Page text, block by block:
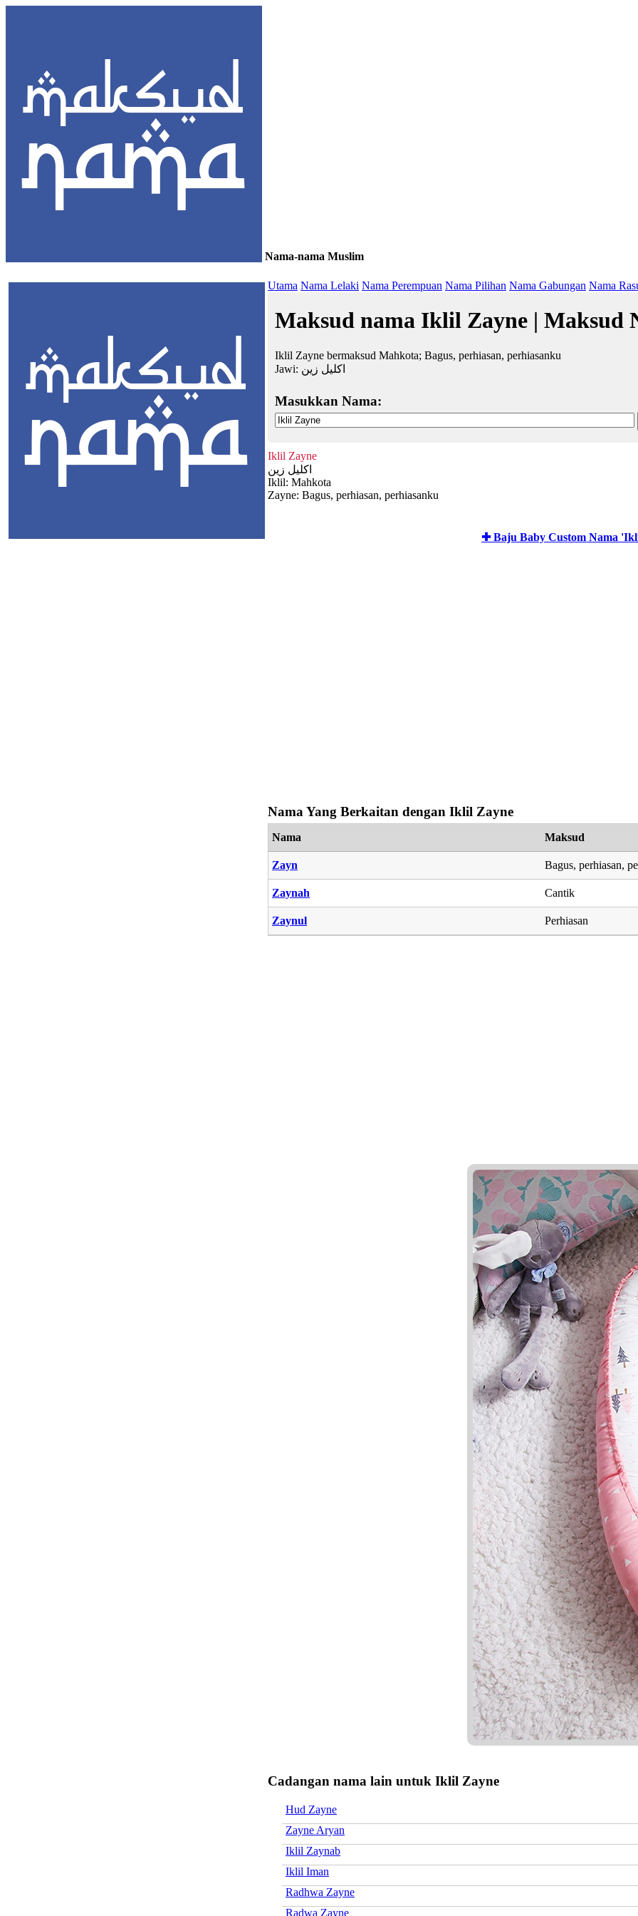
Nama-nama Muslim
Utama Nama Lelaki Nama Perempuan Nama Pilihan Nama Gabungan Nama
Maksud nama Iklil Zayne | Maksud
Iklil Zayne bermaksud Mahkota; Bagus, perhiasan, perhiasanku
Jawi: اكليل زين
Masukkan Nama:
Iklil Zayne
اكليل زين
Iklil: Mahkota
Zayne: Bagus, perhiasan, perhiasanku
✚ Baju Baby Custom Nama
Nama Yang Berkaitan dengan Iklil Zayne
Nama Maksud
Zayn Bagus, perhiasan,
Zaynah Cantik
Zaynul Perhiasan
Cadangan nama lain untuk Iklil Zayne
Hud Zayne
Zayne Aryan
Iklil Zaynab
Iklil Iman
Radhwa Zayne
Radwa Zayne